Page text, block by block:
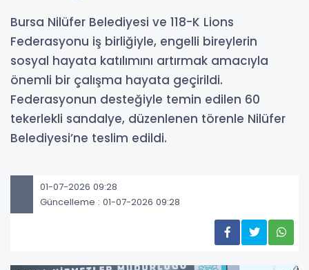
Bursa Nilüfer Belediyesi ve 118-K Lions
Federasyonu iş birliğiyle, engelli bireylerin
sosyal hayata katılımını artırmak amacıyla
önemli bir çalışma hayata geçirildi.
Federasyonun desteğiyle temin edilen 60
tekerlekli sandalye, düzenlenen törenle Nilüfer
Belediyesi’ne teslim edildi.
01-07-2026 09:28
Güncelleme : 01-07-2026 09:28